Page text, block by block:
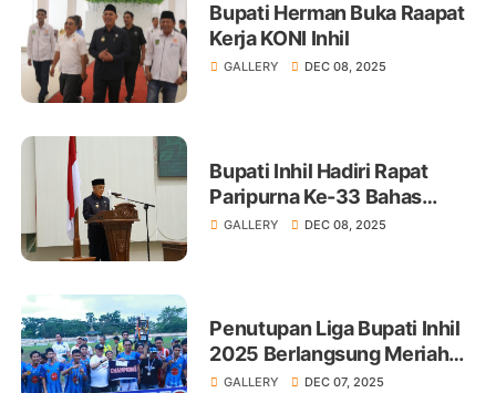
Bupati Herman Buka Raapat
Kerja KONI Inhil
GALLERY DEC 08, 2025
Bupati Inhil Hadiri Rapat
Paripurna Ke-33 Bahas
KUA-PPAS 2026
GALLERY DEC 08, 2025
Penutupan Liga Bupati Inhil
2025 Berlangsung Meriah
dan Menjunjung Sportivitas
GALLERY DEC 07, 2025